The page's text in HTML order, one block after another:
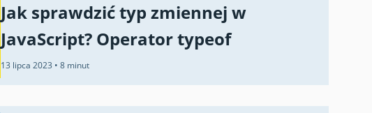
Jak sprawdzić typ zmiennej w
JavaScript? Operator typeof
13 lipca 2023 • 8 minut